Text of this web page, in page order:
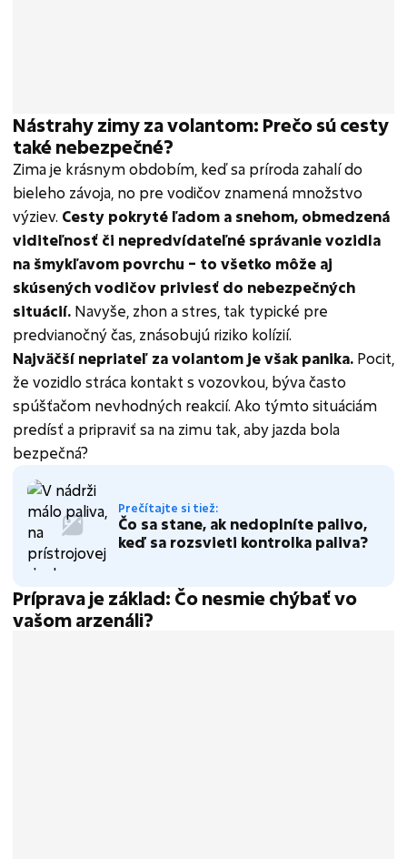
Nástrahy zimy za volantom: Prečo sú cesty
také nebezpečné?
Zima je krásnym obdobím, keď sa príroda zahalí do
bieleho závoja, no pre vodičov znamená množstvo
výziev. Cesty pokryté ľadom a snehom, obmedzená
viditeľnosť či nepredvídateľné správanie vozidla
na šmykľavom povrchu – to všetko môže aj
skúsených vodičov priviesť do nebezpečných
situácií. Navyše, zhon a stres, tak typické pre
predvianočný čas, znásobujú riziko kolízií.
Najväčší nepriateľ za volantom je však panika. Pocit,
že vozidlo stráca kontakt s vozovkou, býva často
spúšťačom nevhodných reakcií. Ako týmto situáciám
predísť a pripraviť sa na zimu tak, aby jazda bola
bezpečná?
Prečítajte si tiež:
Čo sa stane, ak nedoplníte palivo,
keď sa rozsvieti kontrolka paliva?
Príprava je základ: Čo nesmie chýbať vo
vašom arzenáli?